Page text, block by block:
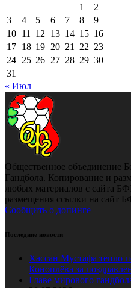
1
2
3
4 5 6 7 8
9
10 11 12 13 14 15 16
17 18 19 20 21 22 23
24 25 26 27 28 29 30
31
« Июл
Общественное объединение
Гандбола. Копирование и
любых материалов с сайта
размещения ссылки на сайт
Сообщить о допинге
Последние новости
Хассан Мустафа тепло
Коноплёва за
Главе мирового